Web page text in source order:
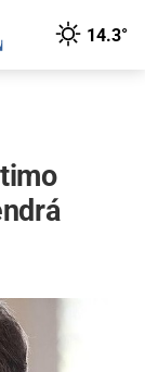
14.3°